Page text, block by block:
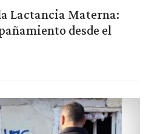
Lactancia Materna:
desde el